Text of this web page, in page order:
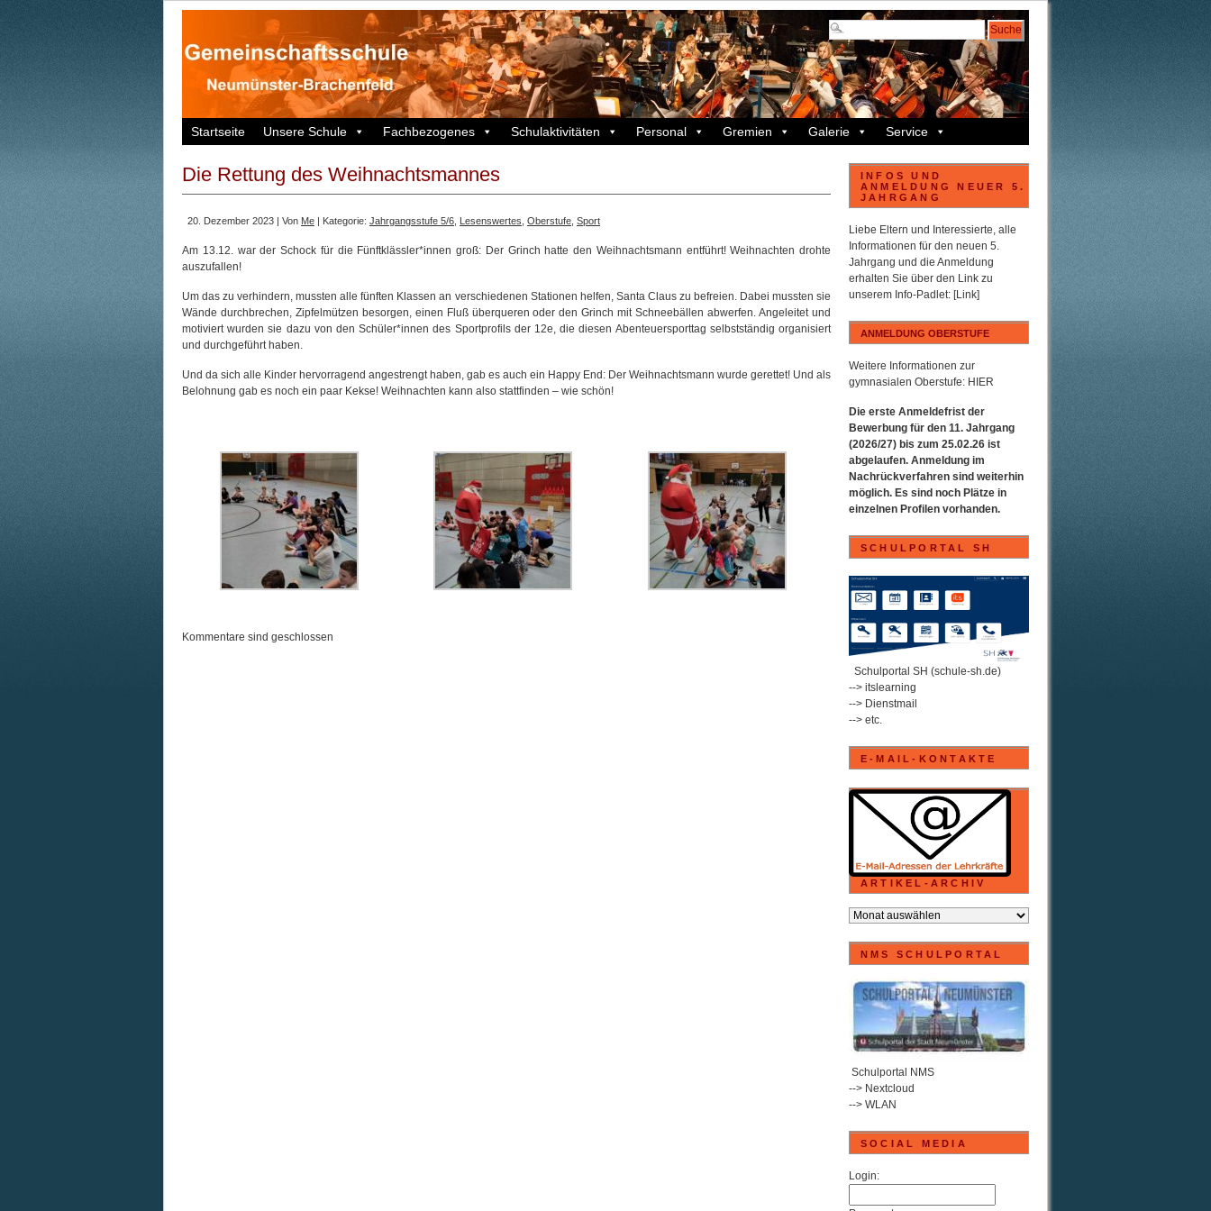
Startseite Unsere Schule Fachbezogenes Schulaktivitäten Personal Gremien Galerie Service
Die Rettung des Weihnachtsmannes
20. Dezember 2023 | Von Me | Kategorie: Jahrgangsstufe 5/6 Lesenswertes Oberstufe Sport
Am 13.12. war der Schock für die Fünftklässler*innen groß: Der Grinch hatte den Weihnachtsmann entführt! Weihnachten drohte
auszufallen!
Um das zu verhindern, mussten alle fünften Klassen an verschiedenen Stationen helfen, Santa Claus zu befreien. Dabei mussten sie
Wände durchbrechen, Zipfelmützen besorgen, einen Fluß überqueren oder den Grinch mit Schneebällen abwerfen. Angeleitet und
motiviert wurden sie dazu von den Schüler*innen des Sportprofils der 12e, die diesen Abenteuersporttag selbstständig organisiert
und durchgeführt haben.
Und da sich alle Kinder hervorragend angestrengt haben, gab es auch ein Happy End: Der Weihnachtsmann wurde gerettet! Und als
Belohnung gab es noch ein paar Kekse! Weihnachten kann also stattfinden – wie schön!
Kommentare sind geschlossen
INFOS UND
ANMELDUNG NEUER 5.
JAHRGANG
Liebe Eltern und Interessierte, alle
Informationen für den neuen 5.
Jahrgang und die Anmeldung
erhalten Sie über den Link zu
unserem Info-Padlet: [Link]
ANMELDUNG OBERSTUFE
Weitere Informationen zur
gymnasialen Oberstufe: HIER
Die erste Anmeldefrist der
Bewerbung für den 11. Jahrgang
(2026/27) bis zum 25.02.26 ist
abgelaufen. Anmeldung im
Nachrückverfahren sind weiterhin
möglich. Es sind noch Plätze in
einzelnen Profilen vorhanden.
SCHULPORTAL SH
Schulportal SH (schule-sh.de)
--> itslearning
--> Dienstmail
--> etc.
E-MAIL-KONTAKTE
ARTIKEL-ARCHIV
ARTIKEL-
NMS SCHULPORTAL
Schulportal NMS
--> Nextcloud
--> WLAN
SOCIAL MEDIA
Login: